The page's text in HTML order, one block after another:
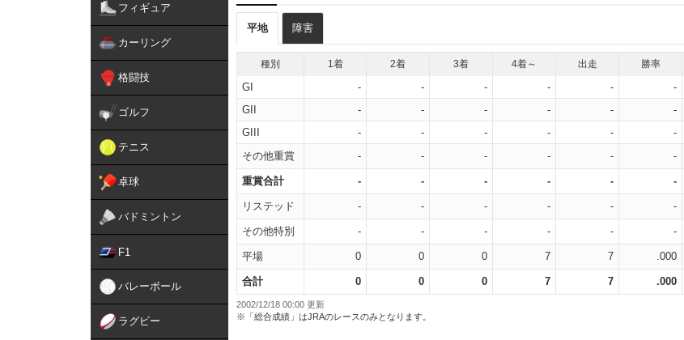
フィギュア
カーリング
格闘技
ゴルフ
テニス
卓球
バドミントン
F1
バレーボール
ラグビー
平地 障害
種別 1着 2着 3着 4着～ 出走 勝率
GI - - - - - -
GII
- - - - - -
GIII
- - - - - -
その他重賞
- - - - - -
重賞合計 - - - - - -
リステッド - - - - - -
その他特別 - - - - - -
平場 0 0 0 7 7 .000
合計 0 0 0 7 7 .000
2002/12/18 00:00 更新
※「総合成績」はJRAのレースのみとなります。